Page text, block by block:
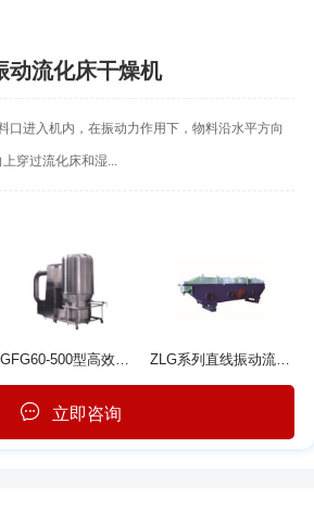
动流化床干燥机
口进入机内，在振动力作用下，物料沿水平方向
穿过流化床和湿...
ZLG系列直线振动流化床干燥机
立即咨询